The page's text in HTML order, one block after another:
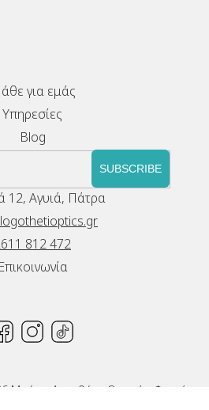
για εμάς
Υπηρεσίες
Blog
SUBSCRIBE
12, Αγυιά, Πάτρα
812 472
Επικοινωνία
Μπέττυ Λογοθέτη, Οπτικά - Φακοί